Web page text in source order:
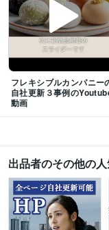
Web制作・HP作成・EC
能で店舗メニュー検索が
WEBライティング UXデザ
WordPress化
プラグイン
オンラインレッスン・習
お客様
レッスン
英語 日常会話レベル
フレキシブルカンパニー
自社更新３事例の
動画
出品者のその他の